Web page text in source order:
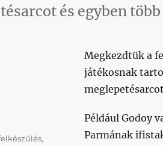
és egyben
Megkezdtük a
játékosnak
Például Godoy
Parmának
,